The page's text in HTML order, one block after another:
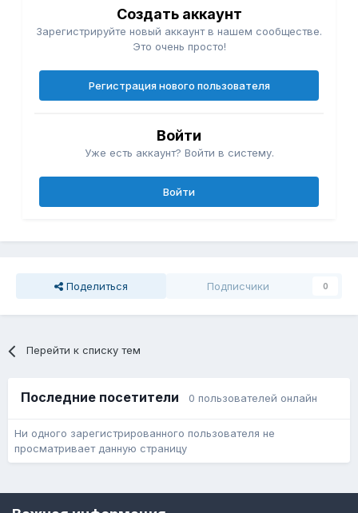
Создать аккаунт
Зарегистрируйте новый аккаунт в нашем сообществе.
Это очень просто!
Регистрация нового пользователя
Войти
Уже есть аккаунт? Войти в систему.
Войти
Поделиться Подписчики 0
Перейти к списку тем
Последние посетители 0 пользователей онлайн
Ни одного зарегистрированного пользователя не
просматривает данную страницу